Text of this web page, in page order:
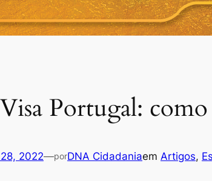
Portugal:
2022—porDNA Cidadaniaem Artigos,